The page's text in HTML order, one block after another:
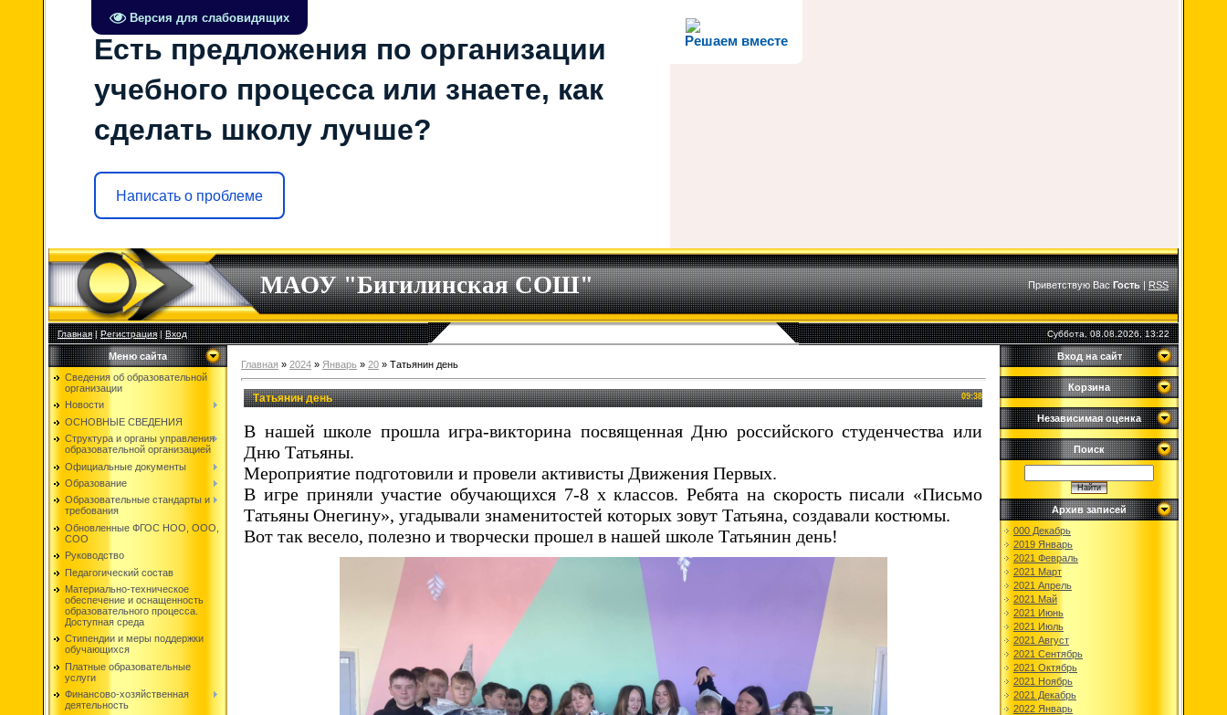
Версия для слабовидящих
Решаем вместе
Есть предложения по организации
учебного процесса или знаете, как
сделать школу лучше?
Написать о проблеме
МАОУ "Бигилинская СОШ" Приветствую Вас Гость|RSS
Главная|Регистрация|Вход Суббота, 08.08.2026, 13:22
Меню сайта
Сведения об образовательной
организации
Новости
ОСНОВНЫЕ СВЕДЕНИЯ
Структура и органы управления
образовательной организацией
Официальные документы
Образование
Образовательные стандарты и
требования
Обновленные ФГОС НОО, ООО,
СОО
Руководство
Педагогический состав
Материально-техническое
обеспечение и оснащенность
образовательного процесса.
Доступная среда
Стипендии и меры поддержки
обучающихся
Платные образовательные
услуги
Финансово-хозяйственная
деятельность
Главная » 2024 » Январь » 20 » Татьянин день
09:38
Татьянин день
В нашей школе прошла игра-викторина посвященная Дню российского студенчества или
Дню Татьяны.
Мероприятие подготовили и провели активисты Движения Первых.
В игре приняли участие обучающихся 7-8 х классов. Ребята на скорость писали «Письмо
Татьяны Онегину», угадывали знаменитостей которых зовут Татьяна, создавали костюмы.
Вот так весело, полезно и творчески прошел в нашей школе Татьянин день!
Вход на сайт
Корзина
Независимая оценка
Поиск
Архив записей
000 Декабрь
2019 Январь
2021 Февраль
2021 Март
2021 Апрель
2021 Май
2021 Июнь
2021 Июль
2021 Август
2021 Сентябрь
2021 Октябрь
2021 Ноябрь
2021 Декабрь
2022 Январь